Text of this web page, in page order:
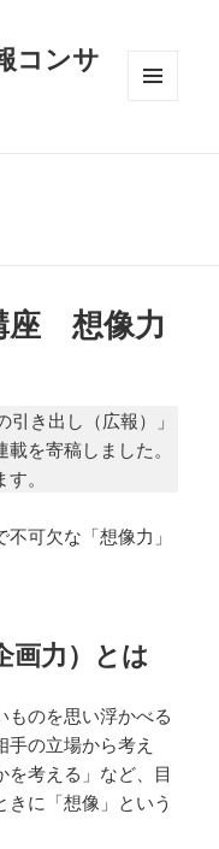
コンサ
座 想像力
き出し（広報）」
を寄稿しました。
。
可欠な「想像力」
画力）とは
ものを思い浮かべる
の立場から考え
を考える」など、目
に「想像」という